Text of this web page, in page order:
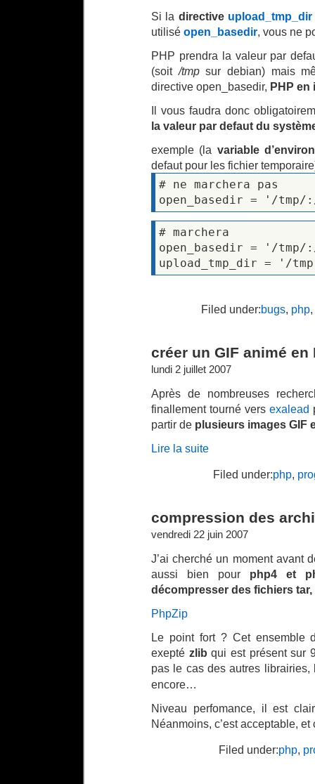
Si la directive upload_tmp_dir
utilisé open_basedir, vous ne
PHP prendra la valeur par
(soit/tmpsur debian) mais
directive open_basedir, PHP en
Il vous faudra donc
la valeur par defaut du
exemple (la variable
defaut pour les fichier
# ne marchera pas
open_basedir = '/
# marchera
open_basedir = '/
upload_tmp_dir = '/
Filed under:bugs, php,
créer un GIF animé en
lundi 2 juillet 2007
Après de nombreuses
finallement tourné vers exalead
partir de plusieurs images GIF
Lire la suite
Filed under:php,
compression des
vendredi 22 juin 2007
J’ai cherché un moment avant
aussi bien pour php4 et
décompresser des fichiers tar,
PhpZip
Le point fort ? Cet ensemble
exepté zlib qui est présent sur
pas le cas des autres
encore…
Niveau perfomance, il est
Néanmoins, c’est acceptable,
Filed under:php,